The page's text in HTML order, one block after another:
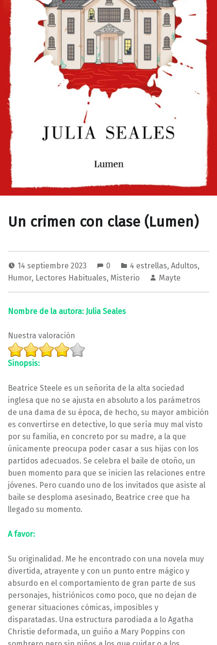
Un crimen con clase (Lumen)
14 septiembre 2023 0 4 estrellas, Adultos,
Humor, Lectores Habituales, Misterio Mayte
Nombre de la autora: Julia Seales
Nuestra valoración
Sinopsis:
Beatrice Steele es un señorita de la alta sociedad
inglesa que no se ajusta en absoluto a los parámetros
de una dama de su época, de hecho, su mayor ambición
es convertirse en detective, lo que sería muy mal visto
por su familia, en concreto por su madre, a la que
únicamente preocupa poder casar a sus hijas con los
partidos adecuados. Se celebra el baile de otoño, un
buen momento para que se inicien las relaciones entre
jóvenes. Pero cuando uno de los invitados que asiste al
baile se desploma asesinado, Beatrice cree que ha
llegado su momento.
A favor:
Su originalidad. Me he encontrado con una novela muy
divertida, atrayente y con un punto entre mágico y
absurdo en el comportamiento de gran parte de sus
personajes, histriónicos como poco, que no dejan de
generar situaciones cómicas, imposibles y
disparatadas. Una estructura parodiada a lo Agatha
Christie deformada, un guiño a Mary Poppins con